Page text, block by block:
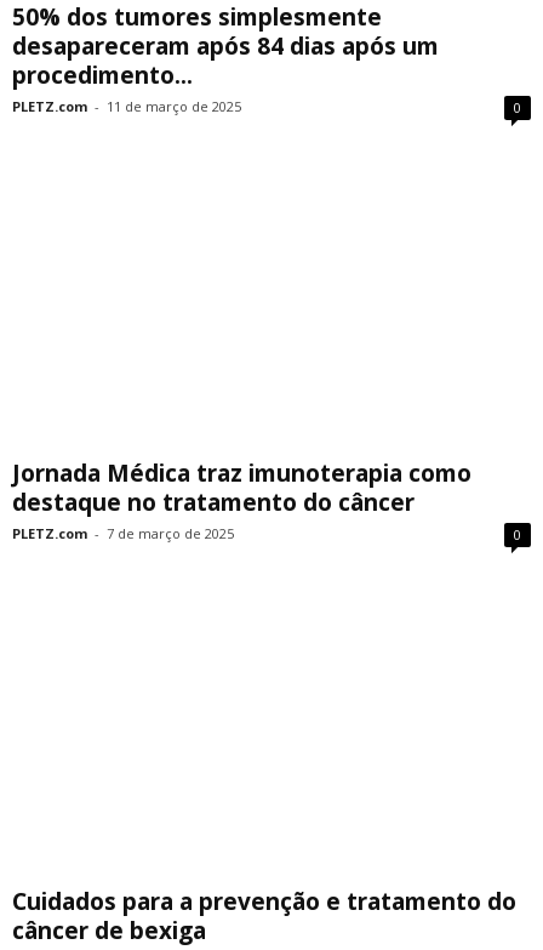
50% dos tumores simplesmente
desapareceram após 84 dias após um
procedimento...
PLETZ.com - 11 de março de 2025 0
Jornada Médica traz imunoterapia como
destaque no tratamento do câncer
PLETZ.com - 7 de março de 2025 0
Cuidados para a prevenção e tratamento do
câncer de bexiga